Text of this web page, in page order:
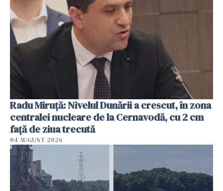
Radu Miruţă: Nivelul Dunării a crescut, în zona
centralei nucleare de la Cernavodă, cu 2 cm
faţă de ziua trecută
04 AUGUST 2026